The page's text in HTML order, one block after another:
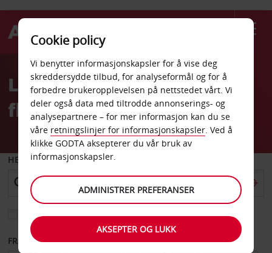
Welcome
AvisLeiebil Hofn Hornafirdi
flyplass
HENT FRA
Velg et annet leveringssted
FRA DATO TIL DATO
Cookie policy
Vi benytter informasjonskapsler for å vise deg
skreddersydde tilbud, for analyseformål og for å
forbedre brukeropplevelsen på nettstedet vårt. Vi
deler også data med tiltrodde annonserings- og
analysepartnere – for mer informasjon kan du se
våre retningslinjer for informasjonskapsler. Ved å
klikke GODTA aksepterer du vår bruk av
informasjonskapsler.
ADMINISTRER PREFERANSER
AKSEPTER OG LUKK